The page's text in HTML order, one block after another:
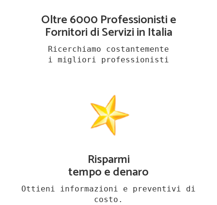
Oltre 6000 Professionisti e
Fornitori di Servizi in Italia
Ricerchiamo costantemente
i migliori professionisti
Risparmi
tempo e denaro
Ottieni informazioni e preventivi di
costo.